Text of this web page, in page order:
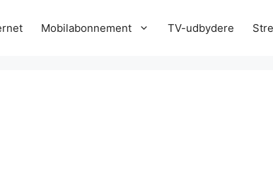
Mobilabonnement TV-udbydere